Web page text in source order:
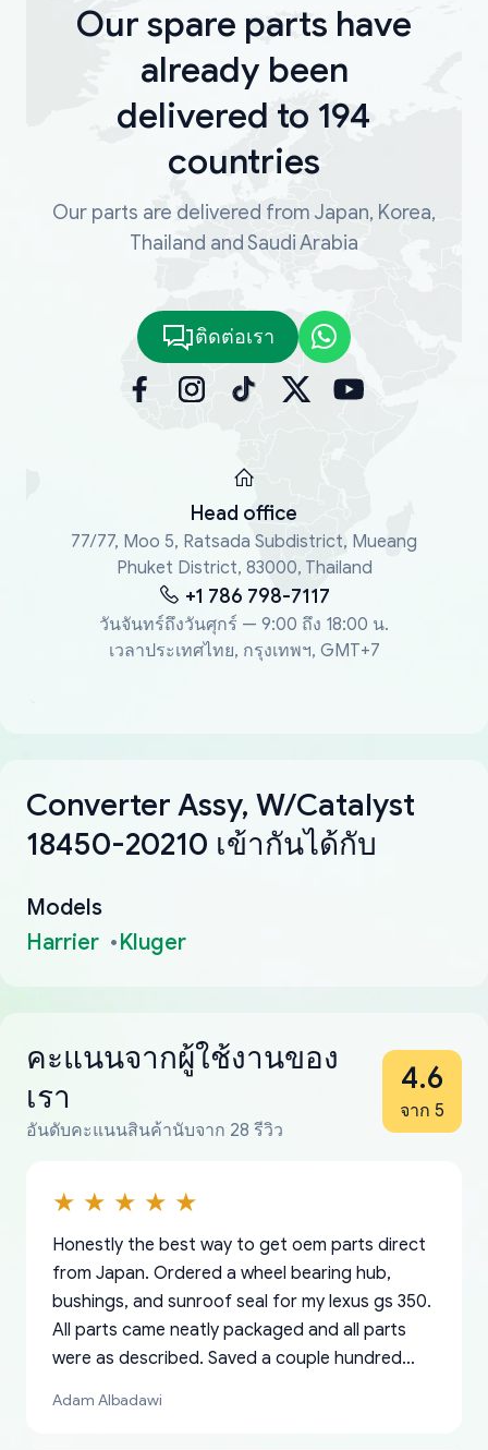
Our spare parts have
already been
delivered to 194
countries
Our parts are delivered from Japan, Korea,
Thailand and Saudi Arabia
ติดต่อเรา
Head office
77/77, Moo 5, Ratsada Subdistrict, Mueang
Phuket District, 83000, Thailand
+1 786 798-7117
วันจันทร์ถึงวันศุกร์ — 9:00 ถึง 18:00 น.
เวลาประเทศไทย, กรุงเทพฯ, GMT+7
Converter Assy, W/Catalyst
18450-20210 เข้ากันได้กับ
Models
Harrier
Kluger
คะแนนจากผู้ใช้งานของ
เรา
อันดับคะแนนสินค้านับจาก 28 รีวิว
4.6
จาก 5
Honestly the best way to get oem parts direct
from Japan. Ordered a wheel bearing hub,
bushings, and sunroof seal for my lexus gs 350.
All parts came neatly packaged and all parts
were as described. Saved a couple hundred
Adam Albadawi